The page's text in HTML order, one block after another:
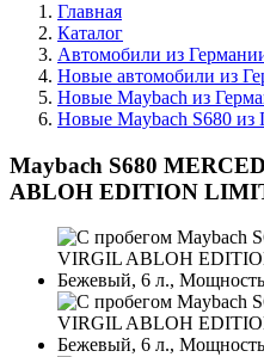
Главная
Каталог
Автомобили из
Новые автомобили из
Новые Maybach из
Новые Maybach S680 из
Maybach S680
ABLOH EDITION